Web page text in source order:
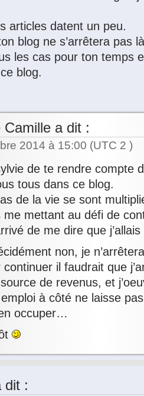
articles datent un peu.
blog ne s’arrêtera pas
les cas pour ton temps
blog.
Camille a dit :
2014 à 15:00 (UTC 2 )
de te rendre compte
tous dans ce blog.
de la vie se sont
me mettant au défi de
de me dire que
non, je
continuer il faudrait que
de revenus, et
à côté ne laisse
occuper…
dit :